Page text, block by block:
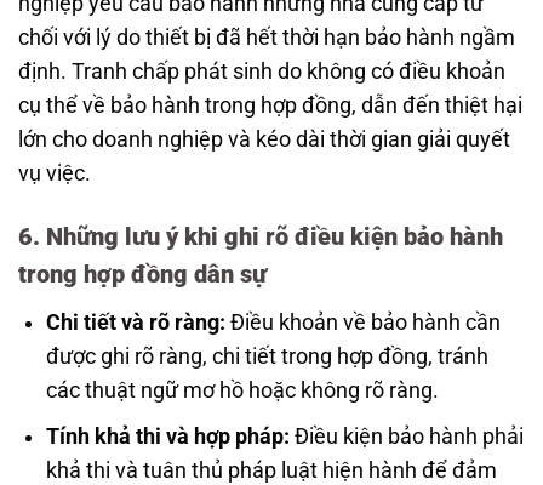
chối với lý do thiết bị đã hết thời hạn bảo hành ngầm
định. Tranh chấp phát sinh do không có điều khoản
cụ thể về bảo hành trong hợp đồng, dẫn đến thiệt hại
lớn cho doanh nghiệp và kéo dài thời gian giải quyết
vụ việc.
6. Những lưu ý khi ghi rõ điều kiện bảo hành
trong hợp đồng dân sự
Chi tiết và rõ ràng: Điều khoản về bảo hành cần
được ghi rõ ràng, chi tiết trong hợp đồng, tránh
các thuật ngữ mơ hồ hoặc không rõ ràng.
Tính khả thi và hợp pháp: Điều kiện bảo hành phải
khả thi và tuân thủ pháp luật hiện hành để đảm